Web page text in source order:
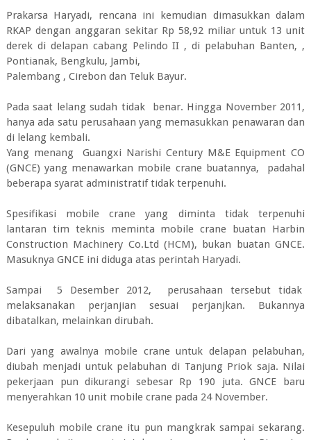
Prakarsa Haryadi, rencana ini kemudian dimasukkan dalam
RKAP dengan anggaran sekitar Rp 58,92 miliar untuk 13 unit
derek di delapan cabang Pelindo II , di pelabuhan Banten, ,
Pontianak, Bengkulu, Jambi,
Palembang , Cirebon dan Teluk Bayur.
Pada saat lelang sudah tidak benar. Hingga November 2011,
hanya ada satu perusahaan yang memasukkan penawaran dan
di lelang kembali.
Yang menang Guangxi Narishi Century M&E Equipment CO
(GNCE) yang menawarkan mobile crane buatannya, padahal
beberapa syarat administratif tidak terpenuhi.
Spesifikasi mobile crane yang diminta tidak terpenuhi
lantaran tim teknis meminta mobile crane buatan Harbin
Construction Machinery Co.Ltd (HCM), bukan buatan GNCE.
Masuknya GNCE ini diduga atas perintah Haryadi.
Sampai 5 Desember 2012, perusahaan tersebut tidak
melaksanakan perjanjian sesuai perjanjkan. Bukannya
dibatalkan, melainkan dirubah.
Dari yang awalnya mobile crane untuk delapan pelabuhan,
diubah menjadi untuk pelabuhan di Tanjung Priok saja. Nilai
pekerjaan pun dikurangi sebesar Rp 190 juta. GNCE baru
menyerahkan 10 unit mobile crane pada 24 November.
Kesepuluh mobile crane itu pun mangkrak sampai sekarang.